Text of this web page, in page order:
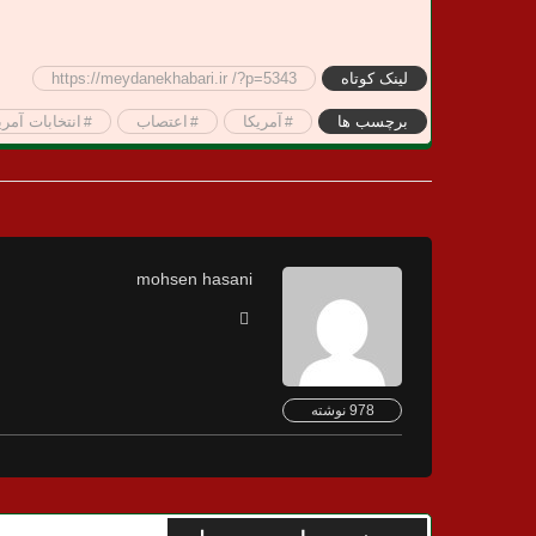
لینک کوتاه https://meydanekhabari.ir /?p=5343
برچسب ها آمریکا اعتصاب انتخابات
978 نوشته
mohsen hasani